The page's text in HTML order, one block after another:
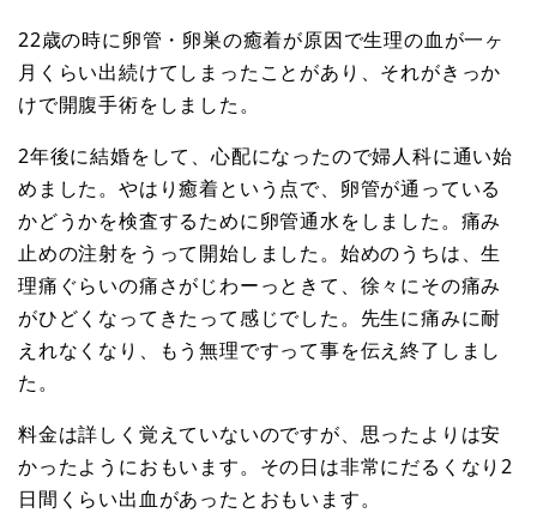
22歳の時に卵管・卵巣の癒着が原因で生理の血が一ヶ
月くらい出続けてしまったことがあり、それがきっか
けで開腹手術をしました。
2年後に結婚をして、心配になったので婦人科に通い始
めました。やはり癒着という点で、卵管が通っている
かどうかを検査するために卵管通水をしました。痛み
止めの注射をうって開始しました。始めのうちは、生
理痛ぐらいの痛さがじわーっときて、徐々にその痛み
がひどくなってきたって感じでした。先生に痛みに耐
えれなくなり、もう無理ですって事を伝え終了しまし
た。
料金は詳しく覚えていないのですが、思ったよりは安
かったようにおもいます。その日は非常にだるくなり2
日間くらい出血があったとおもいます。